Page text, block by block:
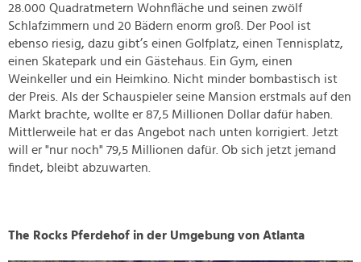
28.000 Quadratmetern Wohnfläche und seinen zwölf
Schlafzimmern und 20 Bädern enorm groß. Der Pool ist
ebenso riesig, dazu gibt’s einen Golfplatz, einen Tennisplatz,
einen Skatepark und ein Gästehaus. Ein Gym, einen
Weinkeller und ein Heimkino. Nicht minder bombastisch ist
der Preis. Als der Schauspieler seine Mansion erstmals auf den
Markt brachte, wollte er 87,5 Millionen Dollar dafür haben.
Mittlerweile hat er das Angebot nach unten korrigiert. Jetzt
will er "nur noch" 79,5 Millionen dafür. Ob sich jetzt jemand
findet, bleibt abzuwarten.
The Rocks Pferdehof in der Umgebung von Atlanta